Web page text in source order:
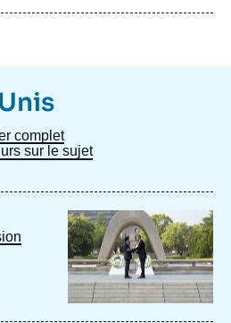
complet
sur le sujet
Image
principale